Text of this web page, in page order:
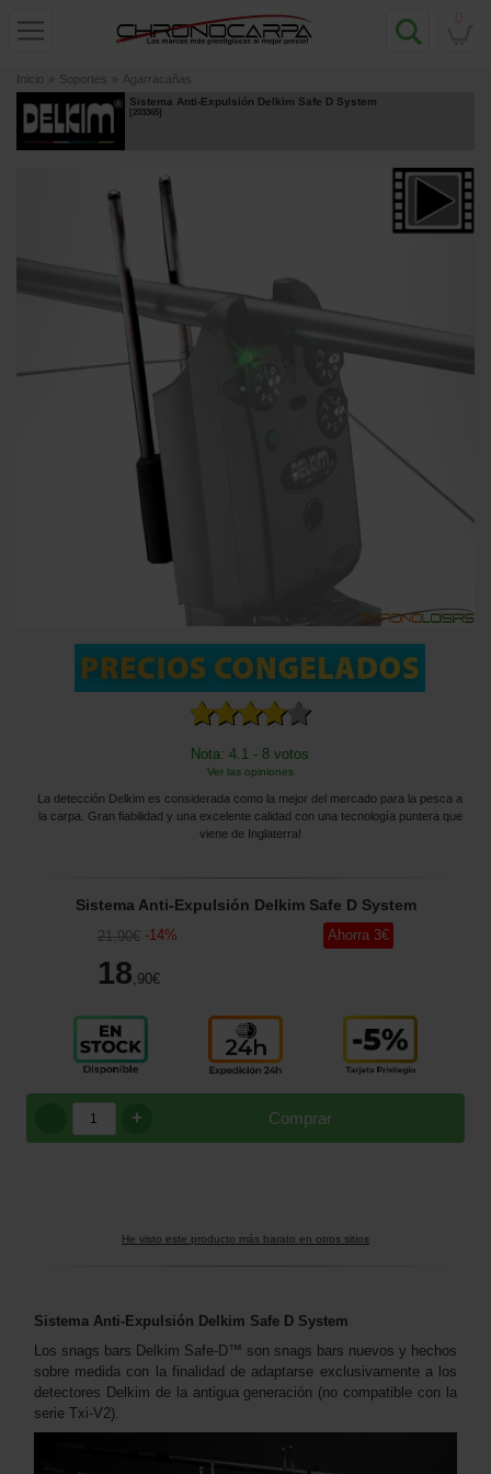
Inicio » Soportes » Agarracañas
Sistema Anti-Expulsión Delkim Safe D System
[203365]
Nota: 4.1 - 8 votos
Ver las opiniones
La detección Delkim es considerada como la mejor del mercado para la pesca a
la carpa. Gran fiabilidad y una excelente calidad con una tecnología puntera que
viene de Inglaterra!
Sistema Anti-Expulsión Delkim Safe D System
21,90€ -14%
18 ,90€
Ahorra 3€
Comprar
+
He visto este producto más barato en otros sitios
Sistema Anti-Expulsión Delkim Safe D System
Los snags bars Delkim Safe-D™ son snags bars nuevos y hechos
sobre medida con la finalidad de adaptarse exclusivamente a los
detectores Delkim de la antigua generación (no compatible con la
serie Txi-V2).